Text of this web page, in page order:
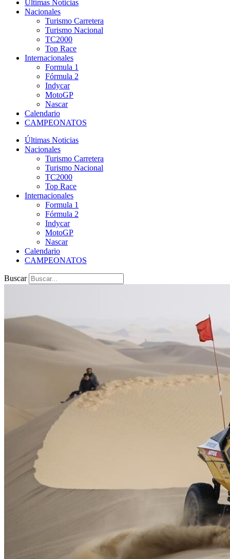
Últimas Noticias
Nacionales
Turismo Carretera
Turismo Nacional
TC2000
Top Race
Internacionales
Formula 1
Fórmula 2
Indycar
MotoGP
Nascar
Calendario
CAMPEONATOS
Últimas Noticias
Nacionales
Turismo Carretera
Turismo Nacional
TC2000
Top Race
Internacionales
Formula 1
Fórmula 2
Indycar
MotoGP
Nascar
Calendario
CAMPEONATOS
Buscar